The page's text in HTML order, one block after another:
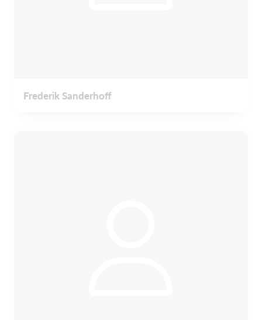
Frederik Sanderhoff